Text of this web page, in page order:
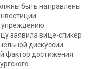
быть направлены
упреждению
заявила вице-спикер
дискуссии
фактор достижения